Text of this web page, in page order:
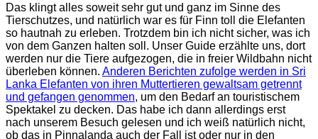
Das klingt alles soweit sehr gut und ganz im Sinne des
Tierschutzes, und natürlich war es für Finn toll die Elefanten
so hautnah zu erleben. Trotzdem bin ich nicht sicher, was ich
von dem Ganzen halten soll. Unser Guide erzählte uns, dort
werden nur die Tiere aufgezogen, die in freier Wildbahn nicht
überleben können. Anderen Berichten zufolge werden in Sri
Lanka Elefanten von ihren Muttertieren gewaltsam getrennt
und gefangen genommen, um den Bedarf an touristischem
Spektakel zu decken. Das habe ich dann allerdings erst
nach unserem Besuch gelesen und ich weiß natürlich nicht,
ob das in Pinnalanda auch der Fall ist oder nur in den